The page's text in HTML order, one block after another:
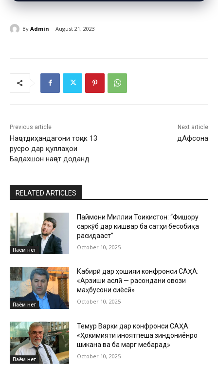
By Admin August 21, 2023
Previous article
Наҷотдиҳандагони тоҷик 13
русро дар қуллаҳои
Бадахшон наҷот доданд
Next article
дAфсона
RELATED ARTICLES
Паём нет
Паймони Миллии Тоҷикистон: “Фишору
саркӯб дар кишвар ба сатҳи бесобиқа
расидааст”
October 10, 2025
Паём нет
Кабирӣ дар ҳошияи конфронси САҲА:
«Арзиши аслӣ — расондани овози
маҳбусони сиёсӣ»
October 10, 2025
Паём нет
Темур Варки дар конфронси САҲА:
«Ҳокимияти ҷиноятпеша зиндониёнро
шиканҷа ва ба марг мебарад»
October 10, 2025